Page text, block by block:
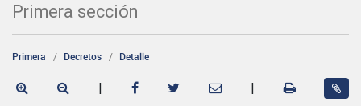
Primera sección
Primera Decretos Detalle
| |